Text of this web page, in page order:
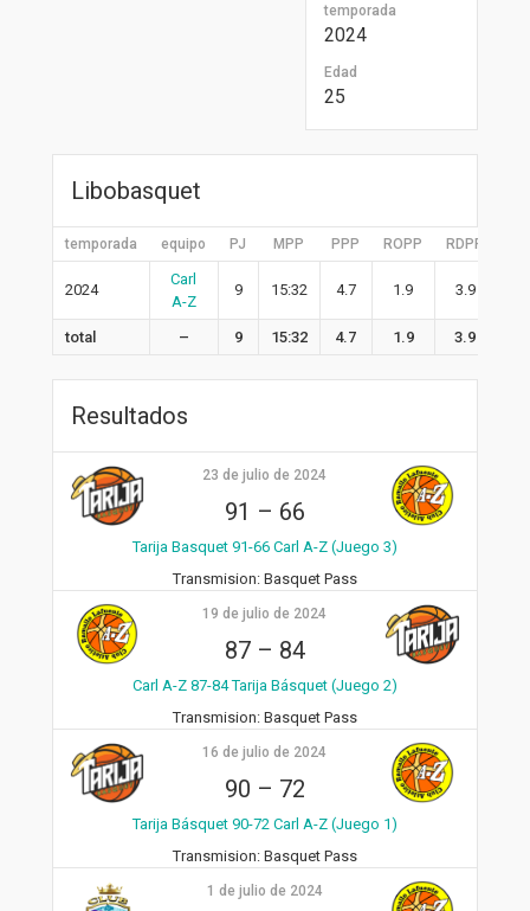
temporada
2024
Edad
25
Libobasquet
temporada equipo PJ MPP PPP ROPP RDPP
2024
Carl
A-Z
9 15:32 4.7 1.9 3.9
total – 9 15:32 4.7 1.9 3.9
Resultados
23 de julio de 2024
91 – 66
Tarija Basquet 91-66 Carl A-Z (Juego 3)
Transmision:Basquet Pass
19 de julio de 2024
87– 84
Carl A-Z 87-84 Tarija Básquet (Juego 2)
Transmision:Basquet Pass
16 de julio de 2024
90 – 72
Tarija Básquet 90-72 Carl A-Z (Juego 1)
Transmision:Basquet Pass
1 de julio de 2024